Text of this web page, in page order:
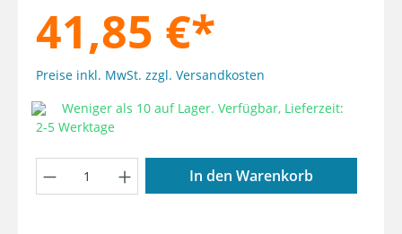
41,85 €*
Preise inkl. MwSt. zzgl. Versandkosten
Weniger als 10 auf Lager. Verfügbar, Lieferzeit:
2-5 Werktage
Produkt Anzahl: Gib den
In den Warenkorb